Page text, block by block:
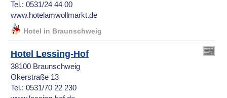
Tel.: 0531/24 44 00
www.hotelamwollmarkt.de
Hotel in Braunschweig
Hotel Lessing-Hof
38100 Braunschweig
Okerstraße 13
Tel.: 0531/70 22 230